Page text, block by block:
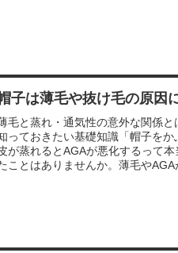
子は薄毛や抜け毛の原因
毛と蒸れ・通気性の意外な関係
っておきたい基礎知識「帽子を
が蒸れるとAGAが悪化するって
ことはありませんか。薄毛や